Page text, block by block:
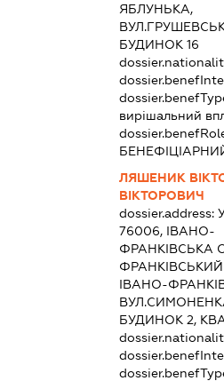
ЯБЛУНЬКА,
БУДИНОК 16
вирішальний
ЛЯШЕНИК
ВІКТОРОВИЧ
dossier.address:
76006, ІВАНО-
ФРАНКІВСЬКА
ФРАНКІВСЬКИЙ
ІВАНО-
БУДИНОК 2,